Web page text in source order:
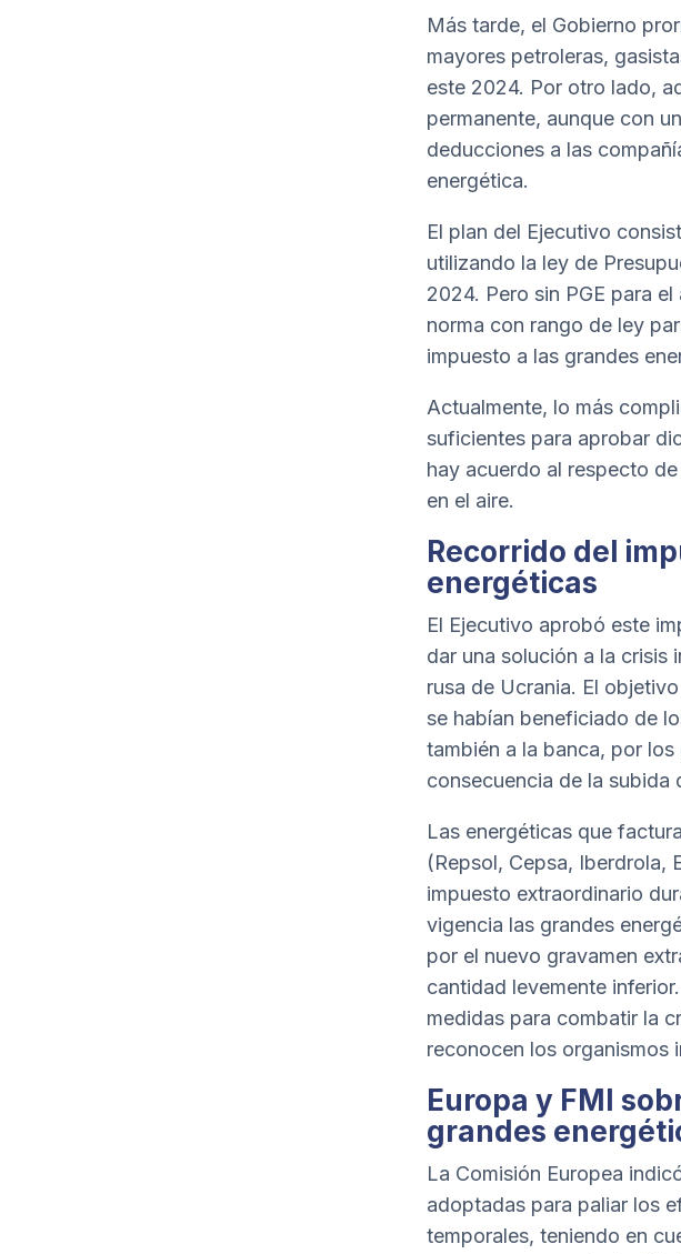
Más tarde, el Gobierno
mayores petroleras,
este 2024. Por otro lado,
permanente, aunque con
deducciones a las
energética.
El plan del Ejecutivo
utilizando la ley de
2024. Pero sin PGE para
norma con rango de ley
impuesto a las grandes
Actualmente, lo más
suficientes para aprobar
hay acuerdo al respecto
en el aire.
Recorrido del
energéticas
El Ejecutivo aprobó este
dar una solución a la crisis
rusa de Ucrania. El
se habían beneficiado de
también a la banca, por
consecuencia de la subida
Las energéticas que
(Repsol, Cepsa, Iberdrola,
impuesto extraordinario
vigencia las grandes
por el nuevo gravamen
cantidad levemente
medidas para combatir la
reconocen los organismos
Europa y FMI
grandes
La Comisión Europea
adoptadas para paliar los
temporales, teniendo en